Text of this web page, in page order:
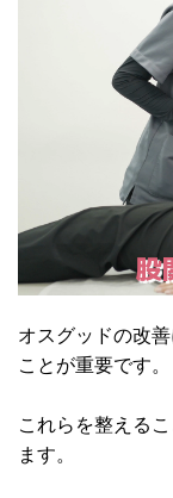
股
オスグッドの改善
ことが重要です。
これらを整える
ます。